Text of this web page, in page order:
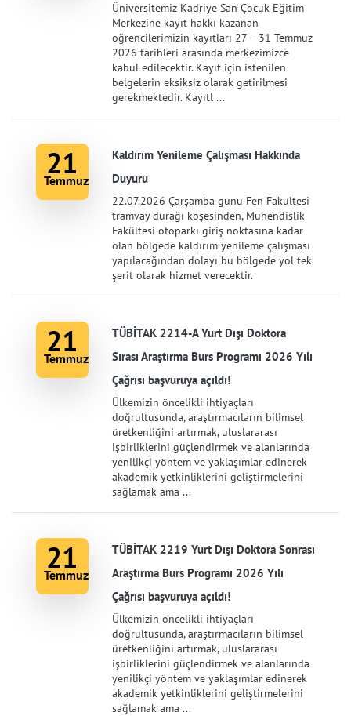
Üniversitemiz Kadriye San Çocuk Eğitim
Merkezine kayıt hakkı kazanan
öğrencilerimizin kayıtları 27 – 31 Temmuz
2026 tarihleri arasında merkezimizce
kabul edilecektir. Kayıt için istenilen
belgelerin eksiksiz olarak getirilmesi
gerekmektedir. Kayıtl ...
21
Temmuz
Kaldırım Yenileme Çalışması Hakkında
Duyuru
22.07.2026 Çarşamba günü Fen Fakültesi
tramvay durağı köşesinden, Mühendislik
Fakültesi otoparkı giriş noktasına kadar
olan bölgede kaldırım yenileme çalışması
yapılacağından dolayı bu bölgede yol tek
şerit olarak hizmet verecektir.
21
Temmuz
TÜBİTAK 2214-A Yurt Dışı Doktora
Sırası Araştırma Burs Programı 2026 Yılı
Çağrısı başvuruya açıldı!
Ülkemizin öncelikli ihtiyaçları
doğrultusunda, araştırmacıların bilimsel
üretkenliğini artırmak, uluslararası
işbirliklerini güçlendirmek ve alanlarında
yenilikçi yöntem ve yaklaşımlar edinerek
akademik yetkinliklerini geliştirmelerini
sağlamak ama ...
21
Temmuz
TÜBİTAK 2219 Yurt Dışı Doktora Sonrası
Araştırma Burs Programı 2026 Yılı
Çağrısı başvuruya açıldı!
Ülkemizin öncelikli ihtiyaçları
doğrultusunda, araştırmacıların bilimsel
üretkenliğini artırmak, uluslararası
işbirliklerini güçlendirmek ve alanlarında
yenilikçi yöntem ve yaklaşımlar edinerek
akademik yetkinliklerini geliştirmelerini
sağlamak ama ...